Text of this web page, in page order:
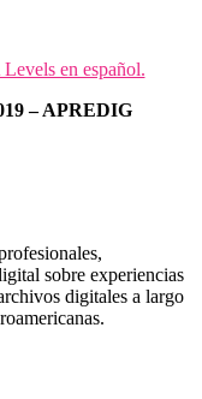
en español.
– APREDIG
sobre experiencias
digitales a largo